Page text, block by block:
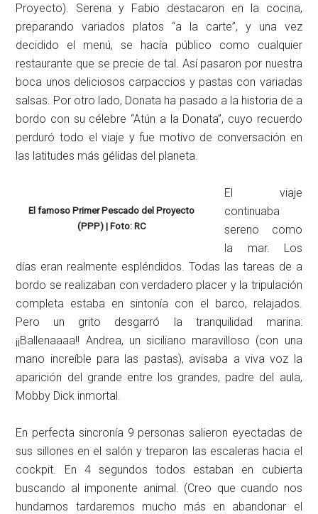
Proyecto). Serena y Fabio destacaron en la cocina,
preparando variados platos “a la carte”, y una vez
decidido el menú, se hacía público como cualquier
restaurante que se precie de tal. Así pasaron por nuestra
boca unos deliciosos carpaccios y pastas con variadas
salsas. Por otro lado, Donata ha pasado a la historia de a
bordo con su célebre “Atún a la Donata”, cuyo recuerdo
perduró todo el viaje y fue motivo de conversación en
las latitudes más gélidas del planeta.
El famoso Primer Pescado del Proyecto
(PPP) | Foto: RC
El viaje
continuaba
sereno como
la mar. Los
días eran realmente espléndidos. Todas las tareas de a
bordo se realizaban con verdadero placer y la tripulación
completa estaba en sintonía con el barco, relajados.
Pero un grito desgarró la tranquilidad marina:
¡¡Ballenaaaa!! Andrea, un siciliano maravilloso (con una
mano increíble para las pastas), avisaba a viva voz la
aparición del grande entre los grandes, padre del aula,
Mobby Dick inmortal.
En perfecta sincronía 9 personas salieron eyectadas de
sus sillones en el salón y treparon las escaleras hacia el
cockpit. En 4 segundos todos estaban en cubierta
buscando al imponente animal. (Creo que cuando nos
hundamos tardaremos mucho más en abandonar el